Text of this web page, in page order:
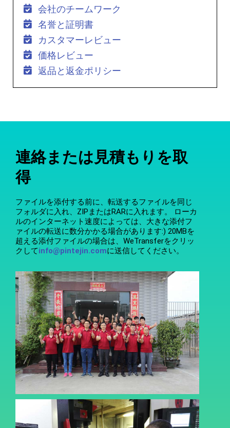
会社のチームワーク
名誉と証明書
カスタマーレビュー
価格レビュー
返品と返金ポリシー
連絡または見積もりを取
得
ファイルを添付する前に、転送するファイルを同じ
フォルダに入れ、ZIPまたはRARに入れます。 ローカ
ルのインターネット速度によっては、大きな添付フ
ァイルの転送に数分かかる場合があります:) 20MBを
超える添付ファイルの場合は、WeTransferをクリッ
クしてinfo@pintejin.comに送信してください。